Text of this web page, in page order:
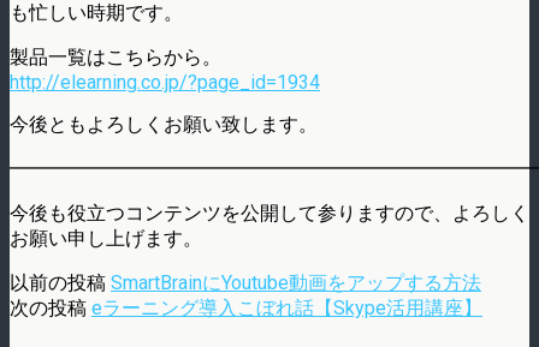
も忙しい時期です。
製品一覧はこちらから。
http://elearning.co.jp/?page_id=1934
今後ともよろしくお願い致します。
今後も役立つコンテンツを公開して参りますので、よろしく
お願い申し上げます。
以前の投稿 SmartBrainにYoutube動画をアップする方法
次の投稿 eラーニング導入こぼれ話【Skype活用講座】